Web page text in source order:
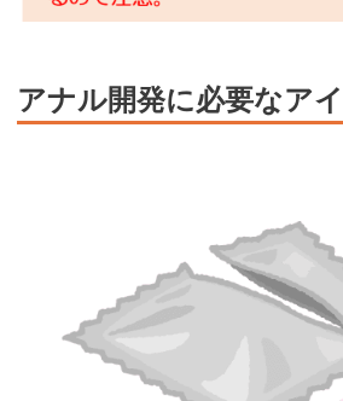
アナル開発に必要なア